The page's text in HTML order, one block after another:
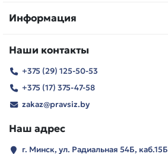
Информация
Наши контакты
+375 (29) 125-50-53
+375 (17) 375-47-58
zakaz@pravsiz.by
Наш адрес
г. Минск, ул. Радиальная 54Б, каб.15Б